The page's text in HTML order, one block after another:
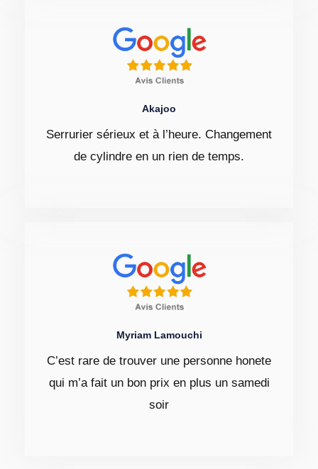
Akajoo
Serrurier sérieux et à l’heure. Changement
de cylindre en un rien de temps.
Myriam Lamouchi
C’est rare de trouver une personne honete
qui m’a fait un bon prix en plus un samedi
soir